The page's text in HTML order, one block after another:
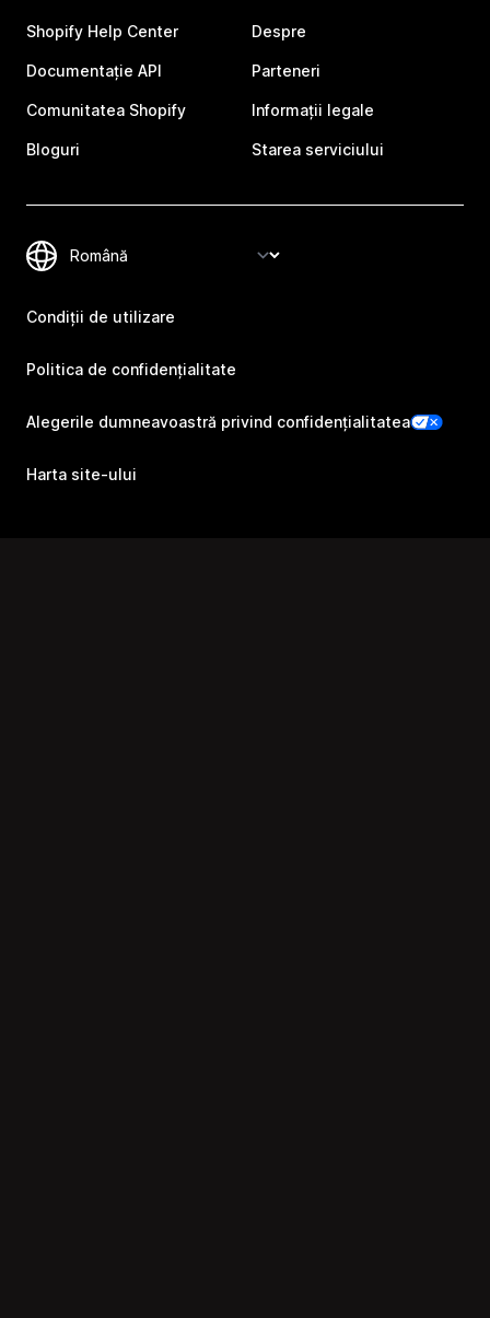
Shopify Help Center
Documentație API
Comunitatea Shopify
Bloguri
Despre
Parteneri
Informații legale
Starea serviciului
Condiții de utilizare
Politica de confidențialitate
Alegerile dumneavoastră privind confidențialitatea
Harta site-ului